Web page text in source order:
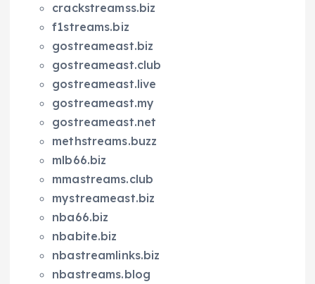
crackstreamss.biz
f1streams.biz
gostreameast.biz
gostreameast.club
gostreameast.live
gostreameast.my
gostreameast.net
methstreams.buzz
mlb66.biz
mmastreams.club
mystreameast.biz
nba66.biz
nbabite.biz
nbastreamlinks.biz
nbastreams.blog